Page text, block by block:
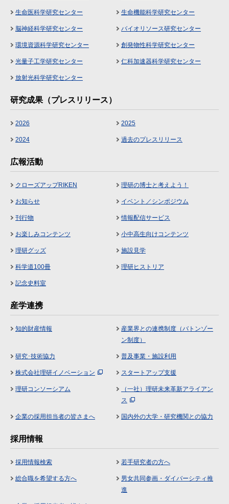
生命医科学研究センター 生命機能科学研究センター
脳神経科学研究センター バイオリソース研究センター
環境資源科学研究センター 創発物性科学研究センター
光量子工学研究センター 仁科加速器科学研究センター
放射光科学研究センター
研究成果（プレスリリース）
2026 2025
2024 過去のプレスリリース
広報活動
クローズアップRIKEN 理研の博士と考えよう！
お知らせ イベント／シンポジウム
刊行物 情報配信サービス
お楽しみコンテンツ 小中高生向けコンテンツ
理研グッズ 施設見学
科学道100冊 理研ヒストリア
記念史料室
産学連携
知的財産情報
産業界との連携制度（バトンゾー
ン制度）
研究･技術協力 普及事業・施設利用
株式会社理研イノベーション スタートアップ支援
理研コンソーシアム
（一社）理研未来革新アライアン
ス
企業の採用担当者の皆さまへ 国内外の大学・研究機関との協力
採用情報
採用情報検索 若手研究者の方へ
総合職を希望する方へ
男女共同参画・ダイバーシティ推
進